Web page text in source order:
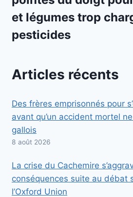
et légumes trop
pesticides
Articles récents
Des frères emprisonnés pour
avant qu’un accident mortel
gallois
8 août 2026
La crise du Cachemire
conséquences suite au débat
l’Oxford Union